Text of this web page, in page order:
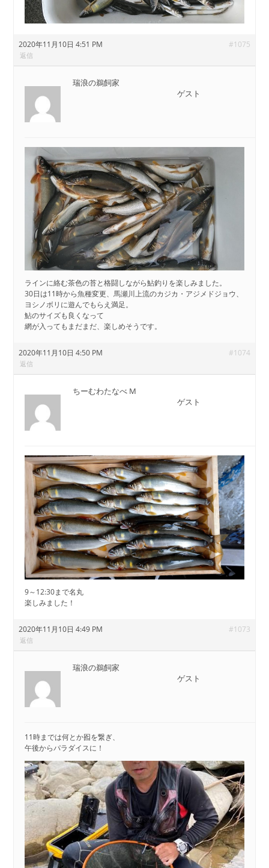
2020年11月10日 4:51 PM #1075
返信
瑞浪の鵜飼家
ゲスト
ラインに絡む茶色の苔と格闘しながら鮎釣りを楽しみました。
30日は11時から魚種変更、馬瀬川上流のカジカ・アジメドジョウ、
ヨシノボリに遊んでもらえ満足。
鮎のサイズも良くなって
網が入ってもまだまだ、楽しめそうです。
2020年11月10日 4:50 PM #1074
返信
ちーむわたなべ M
ゲスト
9～12:30まで名丸
楽しみました！
2020年11月10日 4:49 PM #1073
返信
瑞浪の鵜飼家
ゲスト
11時までは何とか囮を繋ぎ、
午後からパラダイスに！